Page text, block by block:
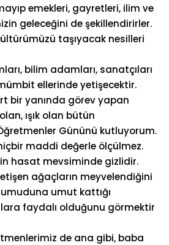
emekleri, gayretleri, ilim ve
geleceğini de şekillendirirler.
taşıyacak nesilleri
bilim adamları, sanatçıları
ellerinde yetişecektir.
bir yanında görev yapan
ışık olan bütün
Gününü kutluyorum.
maddi değerle ölçülmez.
hasat mevsiminde gizlidir.
ağaçların meyvelendiğini
umuduna umut kattığı
faydalı olduğunu görmektir
de ana gibi, baba